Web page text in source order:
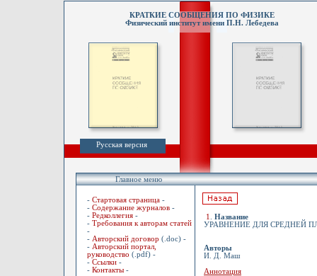
КРАТКИЕ СООБЩЕНИЯ ПО ФИЗИКЕ
Физический институт имени П.Н. Лебедева
Русская версия
Главное меню
- Стартовая страница -
- Содержание журналов -
- Редколлегия -
- Требования к авторам статей
-
- Авторский договор (.doc) -
- Авторский портал,
руководство (.pdf) -
- Ссылки -
- Контакты -
1
Название
УРАВНЕНИЕ ДЛЯ СРЕДНЕЙ
Авторы
И. Д. Маш
Аннотация